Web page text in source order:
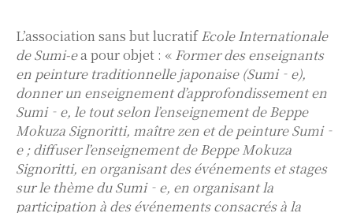
L’association sans but lucratifEcole Internationale
de Sumi-ea pour objet : « Former des enseignants
en peinture traditionnelle japonaise (Sumi‐e),
donner un enseignement d’approfondissement en
Sumi‐e, le tout selon l’enseignement de Beppe
Mokuza Signoritti, maître zen et de peinture Sumi‐
e ; diffuser l’enseignement de Beppe Mokuza
Signoritti, en organisant des événements et stages
sur le thème du Sumi‐e, en organisant la
participation à des événements consacrés à la